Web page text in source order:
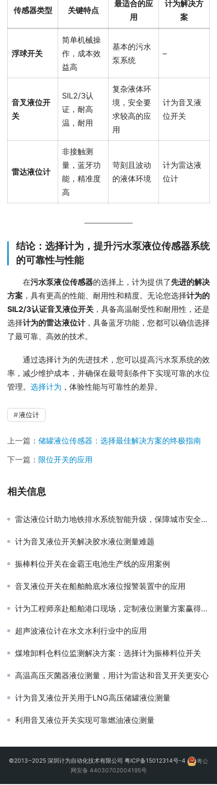
传感器类型 关键特点
最适合的应
用
计为解决方
案
浮球开关
简单机械操
作，成本效
益高
基本的污水
泵系统
–
音叉液位开
关
SIL2/3认
证，耐高
温，耐用
复杂液体环
境，安全要
求较高的应
用
计为音叉液
位开关
雷达液位计
非接触测
量，蓝牙功
能，精准度
高
苛刻且波动
的液体环境
计为雷达液
位计
结论：选择计为，提升污水泵液位传感器系统
的可靠性与性能
在污水泵液位传感器的选择上，计为提供了先进的解决
方案 ，具有更高的性能、耐用性和精度。无论您选择计为的
SIL2/3认证音叉液位开关 ，具备高温耐受性和耐用性，还是
选择计为的雷达液位计，具备蓝牙功能，您都可以确信选择
了最可靠、高效的技术。
通过选择计为的先进技术，您可以提高污水泵系统的效
率，减少维护成本，并确保在最苛刻条件下实现可靠的水位
管理。 选择计为 ，体验性能与可靠性的差异。
液位计
上一篇： 储罐液位传感器：选择最佳解决方案的终极指南
下一篇： 限位开关的应用
相关信息
雷达液位计助力地铁排水系统智能升级，保障城市安全运营
计为音叉液位开关解决胶水液位测量难题
振棒料位开关在金霸王电池生产线的应用案例
音叉液位开关在船舶舱底水液位报警装置中的应用
计为工程师亲赴船舶港口现场，定制液位测量方案赢得客户信赖
超声波液位计在水文水利行业中的应用
煤堆卸料仓料位监测解决方案：选择计为振棒料位开关
高温高压灭菌器液位测量，用计为雷达和音叉开关更安心
计为音叉液位开关用于LNG高压储罐液位测量
利用音叉液位开关实现可靠燃油液位测量
©2013~2025 深圳计为自动化技术有限公司 粤ICP备15012314号-4
粤公
网安备 44030702004195号